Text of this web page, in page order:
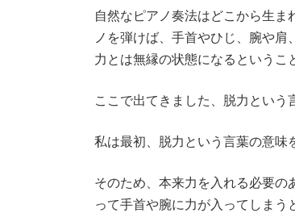
新
時
:
自然なピアノ奏法はどこから生
ノを弾けば、手首やひじ、腕や
力とは無縁の状態になるというこ
ここで出てきました、脱力という
私は最初、脱力という言葉の意味
そのため、本来力を入れる必要の
って手首や腕に力が入ってしまう